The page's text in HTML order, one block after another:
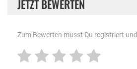
JETZT BEWERTEN
Zum Bewerten musst Du registriert